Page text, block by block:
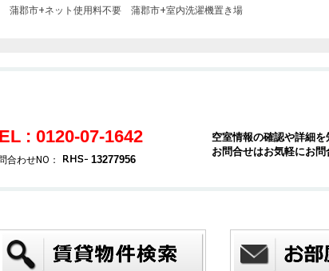
蒲郡市+ネット使用料不要 蒲郡市+室内洗濯機置き場
: 0120-07-1642
合わせNO： 13277956
空室情報の確認や詳細を
お問合せはお気軽にお問